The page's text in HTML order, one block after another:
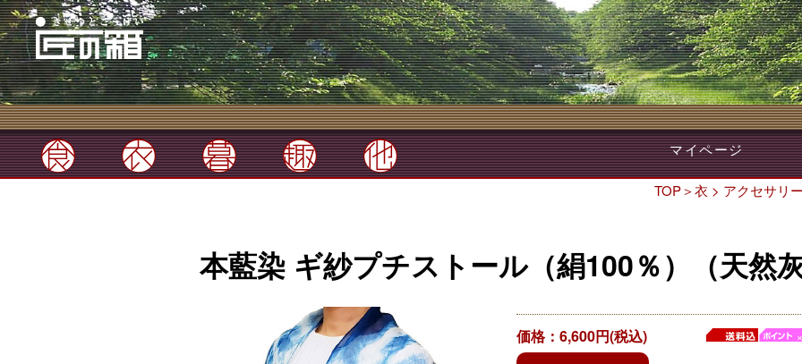
マイページ
TOP＞衣 > アクセサリ
本藍染 ギ紗プチストール（絹100％）（天然
価格：6,600円(税込)